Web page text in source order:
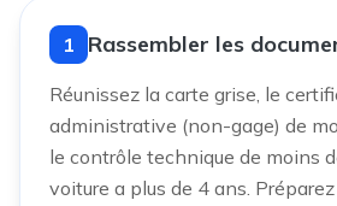
1 Rassembler les
Réunissez la carte grise, le
administrative (non-gage) de
le contrôle technique de moins
voiture a plus de 4 ans.